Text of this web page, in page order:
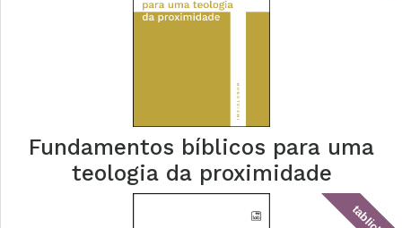
Fundamentos bíblicos para uma
teologia da proximidade
tablick